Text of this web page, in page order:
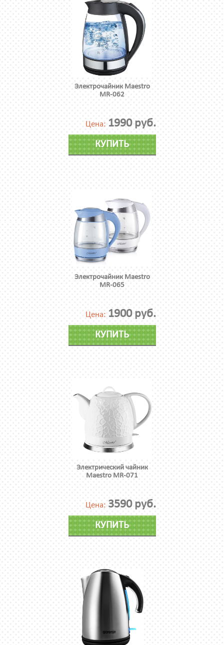
Электрочайник Maestro
MR-062
Цена: 1990 руб.
КУПИТЬ
Электрочайник Maestro
MR-065
Цена: 1900 руб.
КУПИТЬ
Электрический чайник
Maestro MR-071
Цена: 3590 руб.
КУПИТЬ